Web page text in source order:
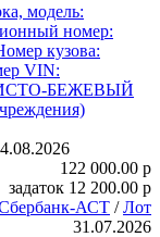
модель:
номер:
кузова:
VIN:
БЕЖЕВЫЙ
122 000.00 p
задаток 12 200.00 p
АСТ /Лот
31.07.2026